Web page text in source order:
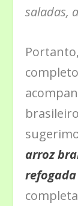
saladas,
arroz
refogada